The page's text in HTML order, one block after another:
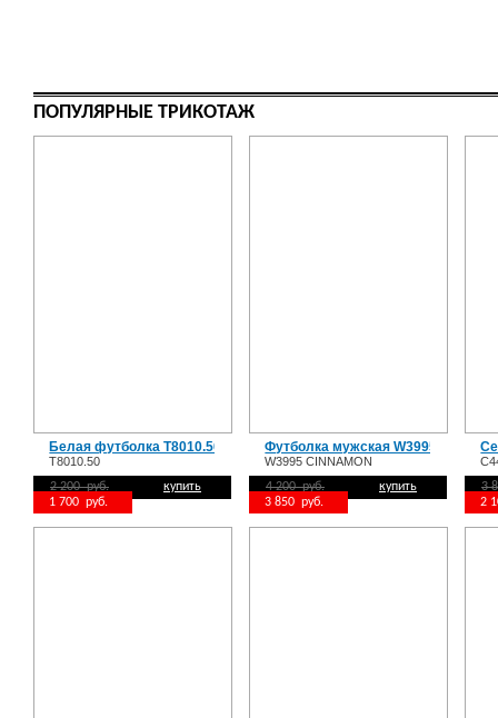
ПОПУЛЯРНЫЕ ТРИКОТАЖ
Белая футболка T8010.50
T8010.50
2 200 руб.
1 700 руб.
купить
Футболка мужская W3995
W3995 CINNAMON
4 200 руб.
3 850 руб.
купить
3
2